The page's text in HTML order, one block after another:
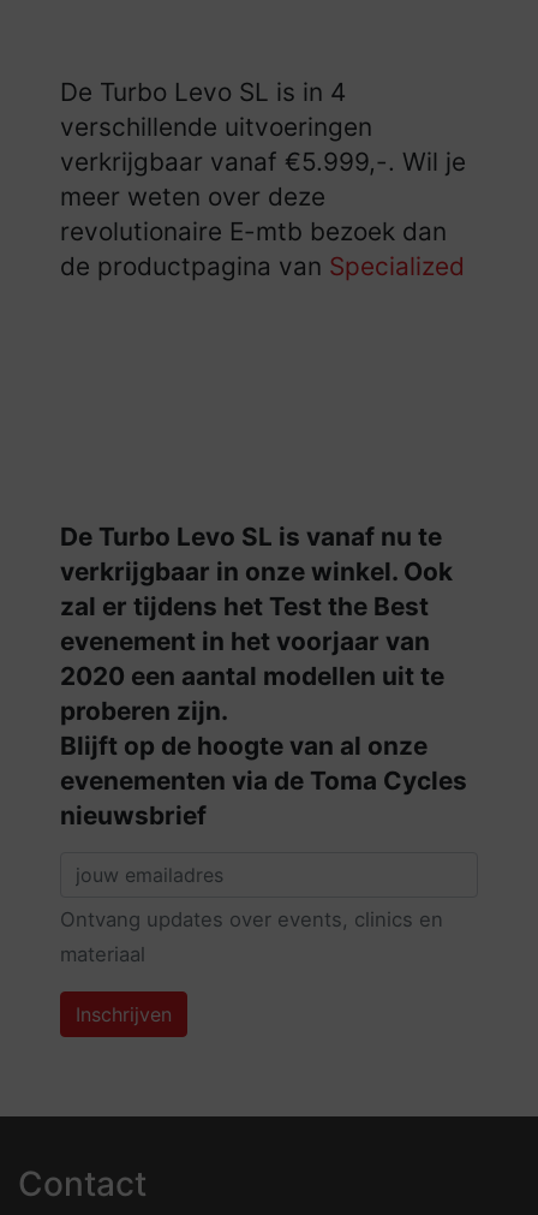
De Turbo Levo SL is in 4
verschillende uitvoeringen
verkrijgbaar vanaf €5.999,-. Wil je
meer weten over deze
revolutionaire E-mtb bezoek dan
de productpagina van Specialized
De Turbo Levo SL is vanaf nu te
verkrijgbaar in onze winkel. Ook
zal er tijdens het Test the Best
evenement in het voorjaar van
2020 een aantal modellen uit te
proberen zijn.
Blijft op de hoogte van al onze
evenementen via de Toma Cycles
nieuwsbrief
Ontvang updates over events, clinics en
materiaal
Inschrijven
Contact